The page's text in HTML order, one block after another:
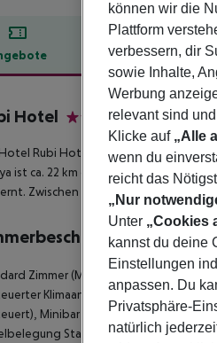
Hotel
Rubi Hotel liegt direkt am
ist ca. 22 km entfernt (Side ca. 40
Zwischen Hotel und Flughafen
Zimmer (Meerblick): Mit Heizung
Klimaanlage. Badezimmer mit
Minibar (ggf. geg. Gebühr),
Standard Zimmer:
können wir die
Plattform
verbessern, dir
sowie Inhalte,
Werbung
relevant sind
Klicke auf „Alle
wenn du
reicht das
„Nur
Unter „Cookies
kannst du deine
Einstellungen
anpassen. Du
Privatsphäre-
natürlich